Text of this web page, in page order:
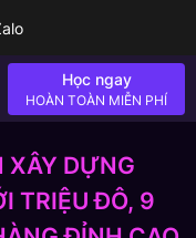
Học ngay
HOÀN TOÀN MIỄN PHÍ
XÂY DỰNG
TRIỆU ĐÔ, 9